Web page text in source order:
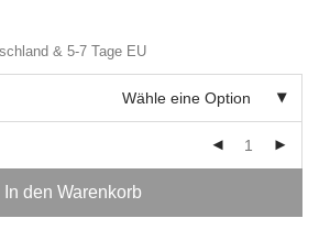
& 5-7 Tage EU
Wähle eine Option
In den Warenkorb